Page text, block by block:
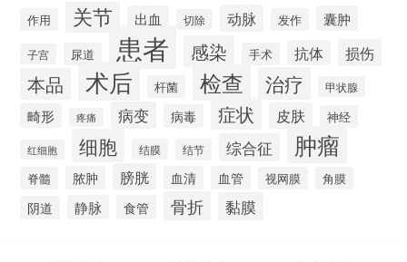
作用 关节 出血 切除 动脉 发作 囊肿
子宫 尿道 患者 感染 手术 抗体 损伤
本品 术后 杆菌 检查 治疗 甲状腺
畸形 疼痛 病变 病毒 症状 皮肤 神经
红细胞 细胞 结膜 结节 综合征 肿瘤
脊髓 脓肿 膀胱 血清 血管 视网膜 角膜
阴道 静脉 食管 骨折 黏膜